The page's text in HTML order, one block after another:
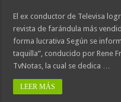
El ex conductor de Televisa
revista de farándula más
forma lucrativa Según se
taquilla”, conducido por Rene
TvNotas, la cual se dedica …
LEER MÁS